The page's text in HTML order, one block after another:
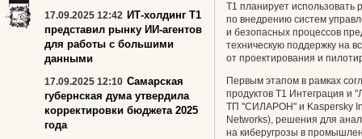
Т1 планирует использовать
по внедрению систем
и безопасных процессов
техническую поддержку на
от проектирования и
Первым этапом в рамках
продуктов Т1 Интеграция и
ТП "СИЛАРОН" и Kaspersky
Networks), решения для
на киберугрозы в
17.09.2025 12:42 ИТ-холдинг Т1
представил рынку ИИ-агентов
для работы с большими
данными
17.09.2025 12:10 Самарская
губернская дума утвердила
корректировки бюджета 2025
года